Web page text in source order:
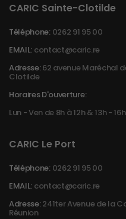
CARIC Sainte-Clotilde
Téléphone: 0262 91 95 00
EMAIL: contact@caric.re
Adresse:62 avenue Maréchal
Clotilde
Horaires D'ouverture:
Lun - Ven de 8h à 12h & 13h - 16h
CARIC Le Port
Téléphone: 0262 91 95 00
EMAIL: contact@caric.re
Adresse:241ter Avenue de la
Réunion